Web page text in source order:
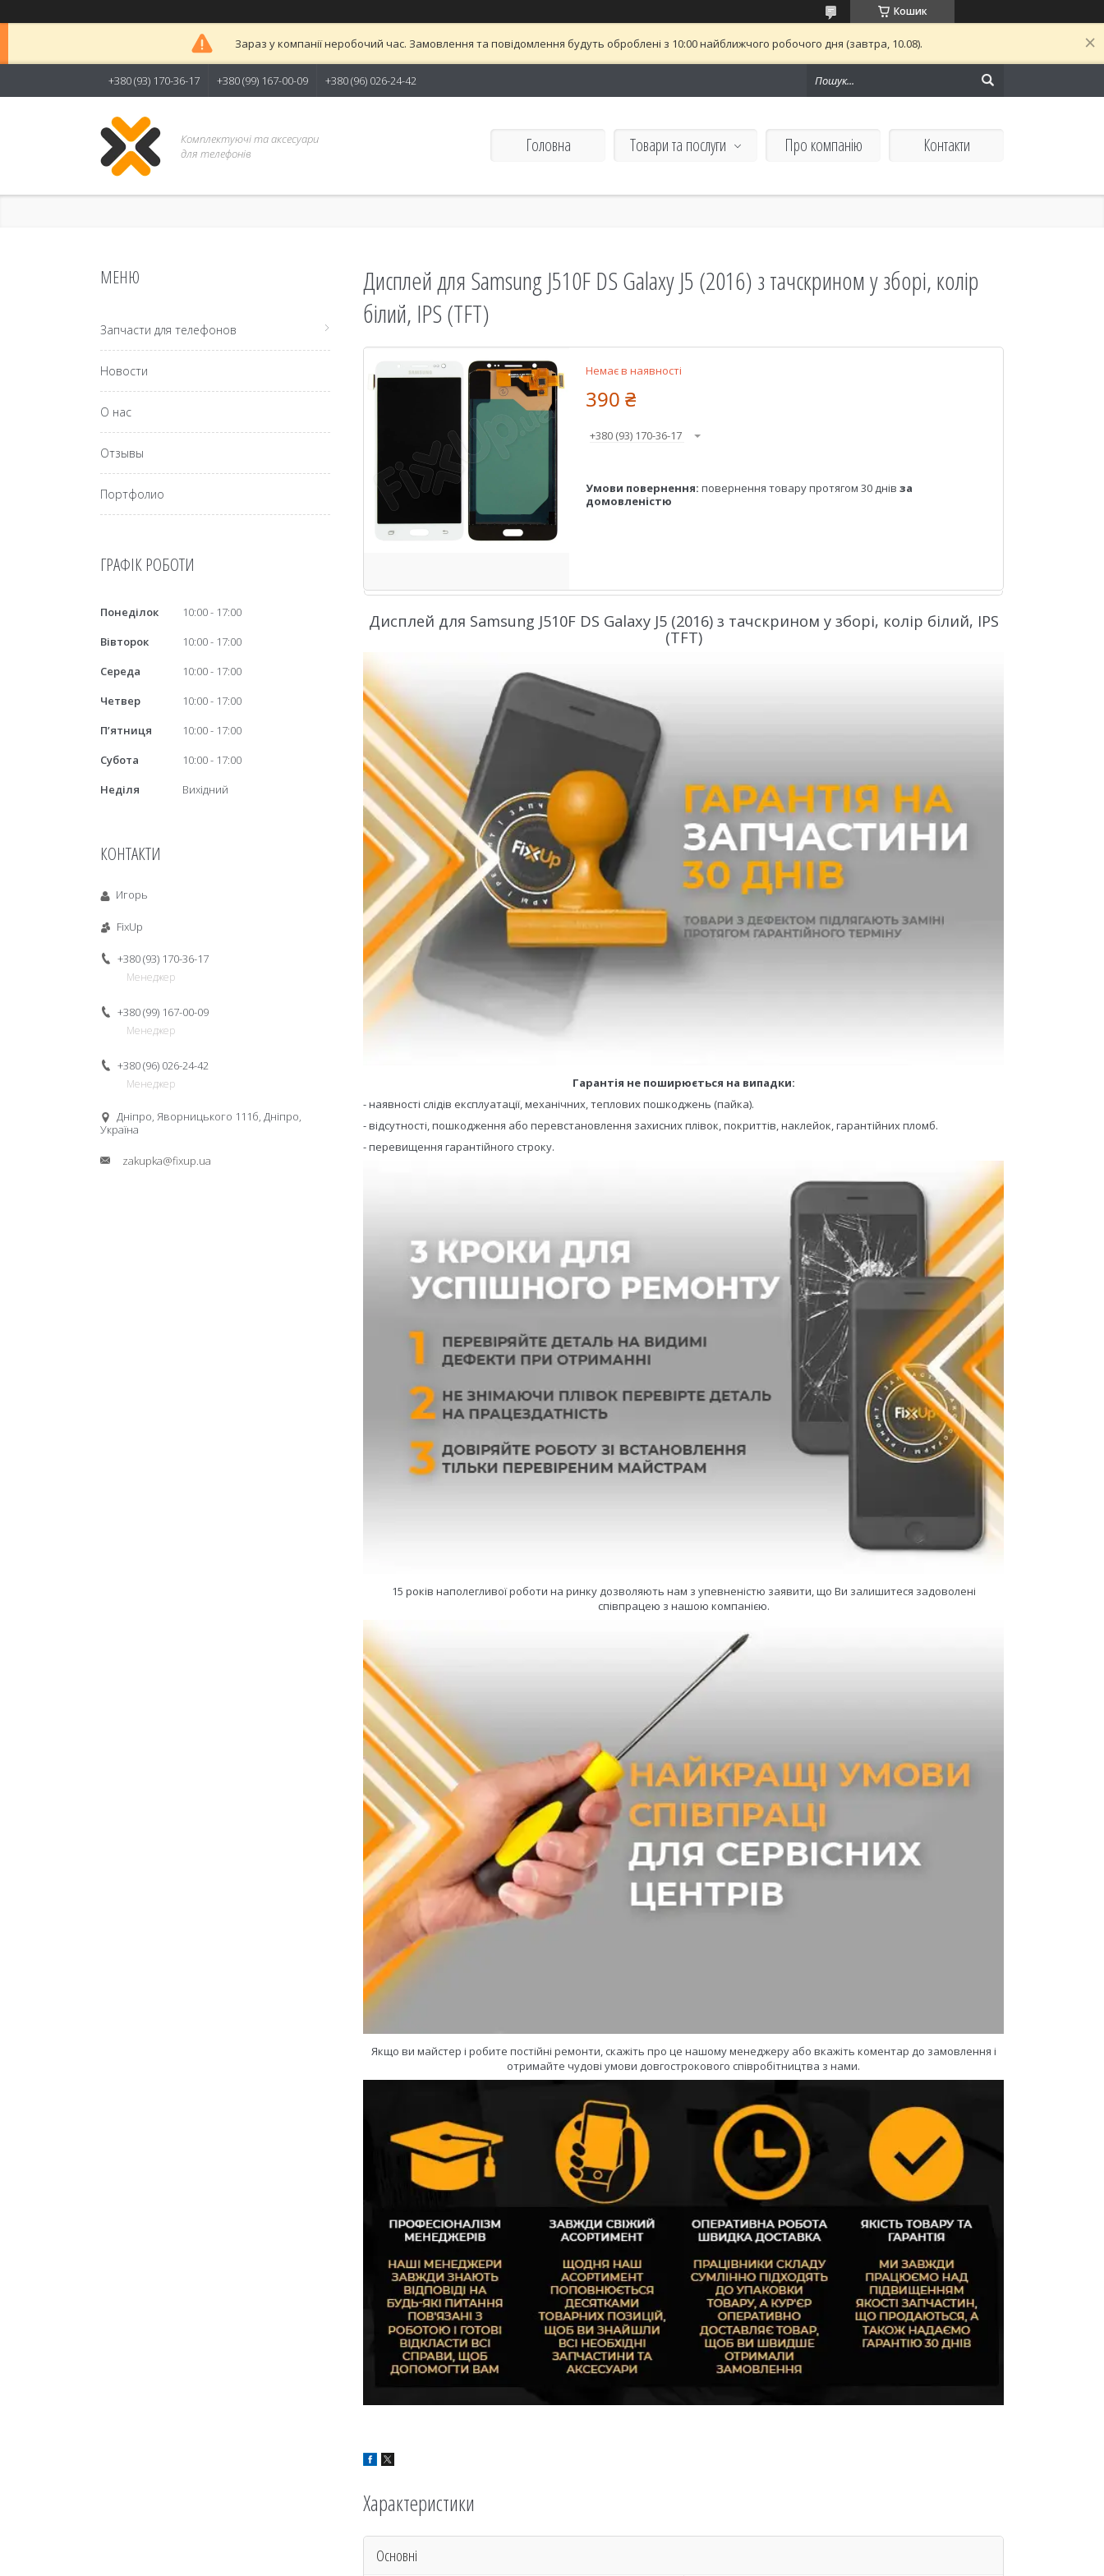
Кошик
Зараз у компанії неробочий час. Замовлення та повідомлення будуть оброблені з 10:00 найближчого робочого дня (завтра, 10.08).
+380 (93) 170-36-17 +380 (99) 167-00-09 +380 (96) 026-24-42
Комплектуючі та аксесуари
для телефонів
Головна Товари та послуги Про компанію Контакти
Дисплей для Samsung J510F DS Galaxy J5 (2016) з тачскрином у зборі, колір
білий, IPS (TFT)
Немає в наявності
390 ₴
+380 (93) 170-36-17
повернення товару протягом 30 днів за
домовленістю
Дисплей для Samsung J510F DS Galaxy J5 (2016) з тачскрином у зборі, колір білий, IPS
(TFT)
Гарантія не поширюється на випадки:
- наявності слідів експлуатації, механічних, теплових пошкоджень (пайка).
- відсутності, пошкодження або перевстановлення захисних плівок, покриттів, наклейок, гарантійних пломб.
- перевищення гарантійного строку.
15 років наполегливої роботи на ринку дозволяють нам з упевненістю заявити, що Ви залишитеся задоволені
співпрацею з нашою компанією.
Якщо ви майстер і робите постійні ремонти, скажіть про це нашому менеджеру або вкажіть коментар до замовлення і
отримайте чудові умови довгострокового співробітництва з нами.
Характеристики
Основні
Запчасти для телефонов
Новости
О нас
Отзывы
Портфолио
ГРАФІК РОБОТИ
Понеділок 10:00
17:00
Вівторок
10:00
17:00
Середа
10:00
17:00
Четвер
10:00
17:00
Пʼятниця
10:00
17:00
Субота
10:00
17:00
Неділя
Вихідний
КОНТАКТИ
Игорь
FixUp
+380 (93) 170-36-17
Менеджер
+380 (99) 167-00-09
Менеджер
+380 (96) 026-24-42
Менеджер
Дніпро, Яворницького 111б, Дніпро,
Україна
zakupka@fixup.ua